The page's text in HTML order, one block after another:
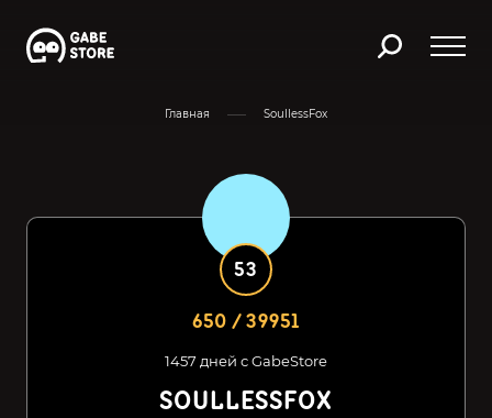
Главная SoullessFox
650 / 39951
53
1457 дней с GabeStore
SOULLESSFOX